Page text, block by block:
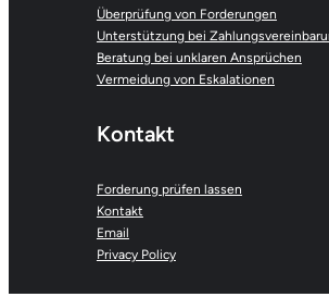
Überprüfung von Forderungen
Unterstützung bei
Beratung bei unklaren Ansprüchen
Vermeidung von Eskalationen
Kontakt
Forderung prüfen lassen
Kontakt
Email
Privacy Policy